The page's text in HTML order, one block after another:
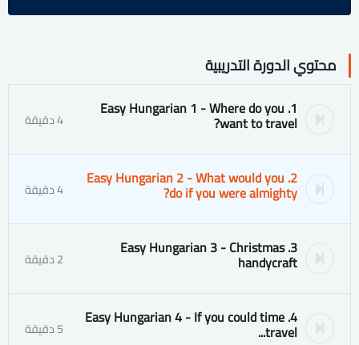
محتوي الدورة التدريبية
1. Easy Hungarian 1 - Where do you
want to travel? 4 دقيقة
2. Easy Hungarian 2 - What would you
do if you were almighty? 4 دقيقة
3. Easy Hungarian 3 - Christmas
handycraft 2 دقيقة
4. Easy Hungarian 4 - If you could time
travel... 5 دقيقة